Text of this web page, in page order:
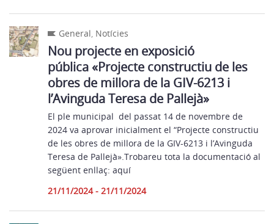
General, Notícies
Nou projecte en exposició
pública «Projecte constructiu de les
obres de millora de la GIV-6213 i
l’Avinguda Teresa de Pallejà»
El ple municipal del passat 14 de novembre de
2024 va aprovar inicialment el “Projecte constructiu
de les obres de millora de la GIV-6213 i l’Avinguda
Teresa de Pallejà».Trobareu tota la documentació al
següent enllaç: aquí
21/11/2024 - 21/11/2024